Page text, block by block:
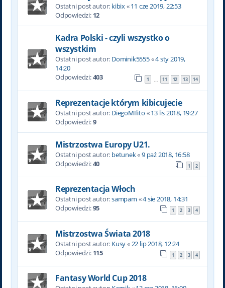
Ostatni post autor: kibix«11 cze 2019, 22:53
Odpowiedzi: 12
Kadra Polski - czyli wszystko o
wszystkim
Ostatni post autor: Dominik5555«4 sty 2019,
14:20
Odpowiedzi:403 1 … 11 12 13 14
Reprezentacje którym kibicujecie
Ostatni post autor: DiegoMIlito «13 lis 2018, 19:27
Odpowiedzi:9
Mistrzostwa Europy U21.
Ostatni post autor: betunek«9 paź 2018, 16:58
Odpowiedzi:40 1 2
Reprezentacja Włoch
Ostatni post autor:sampam «4 sie 2018, 14:31
Odpowiedzi:95 1 2 3 4
Mistrzostwa Świata 2018
Ostatni post autor: Kusy«22 lip 2018, 12:24
Odpowiedzi: 115 1 2 3 4
Fantasy World Cup 2018